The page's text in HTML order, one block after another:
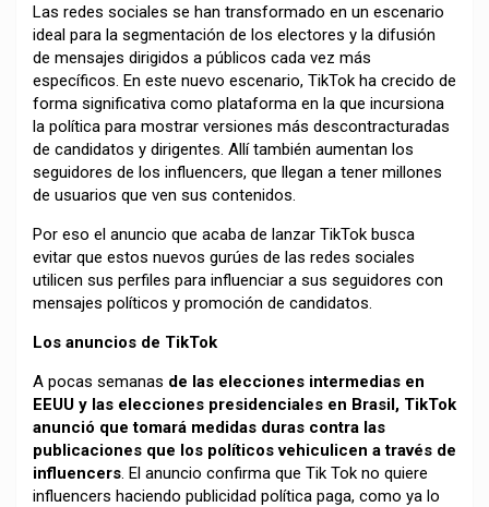
Las redes sociales se han transformado en un escenario
ideal para la segmentación de los electores y la difusión
de mensajes dirigidos a públicos cada vez más
específicos. En este nuevo escenario, TikTok ha crecido de
forma significativa como plataforma en la que incursiona
la política para mostrar versiones más descontracturadas
de candidatos y dirigentes. Allí también aumentan los
seguidores de los influencers, que llegan a tener millones
de usuarios que ven sus contenidos.
Por eso el anuncio que acaba de lanzar TikTok busca
evitar que estos nuevos gurúes de las redes sociales
utilicen sus perfiles para influenciar a sus seguidores con
mensajes políticos y promoción de candidatos.
Los anuncios de TikTok
A pocas semanas de las elecciones intermedias en
EEUU y las elecciones presidenciales en Brasil, TikTok
anunció que tomará medidas duras contra las
publicaciones que los políticos vehiculicen a través de
influencers. El anuncio confirma que Tik Tok no quiere
influencers haciendo publicidad política paga, como ya lo